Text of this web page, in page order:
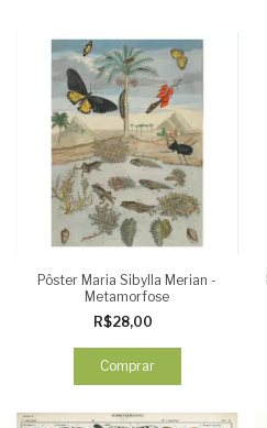
Pôster Maria Sibylla Merian -
Metamorfose
R$28,00
Comprar